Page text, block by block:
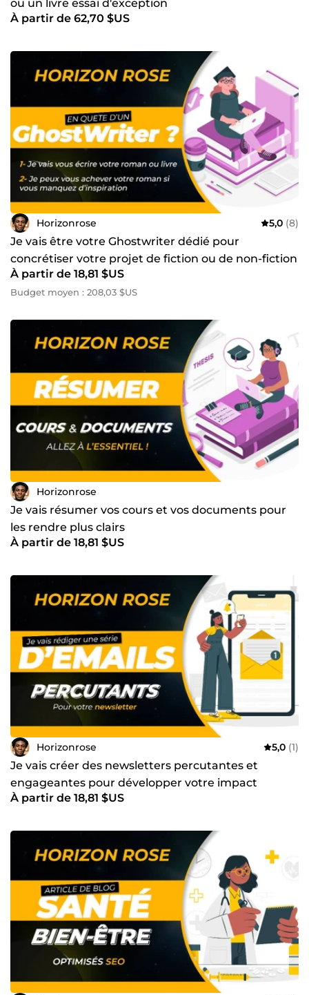
ou un livre essai d'exception
À partir de 62,70 $US
Horizonrose 5,0 (8)
Je vais être votre Ghostwriter dédié pour
concrétiser votre projet de fiction ou de non-fiction
À partir de 18,81 $US
Budget moyen : 208,03 $US
Horizonrose
Je vais résumer vos cours et vos documents pour
les rendre plus clairs
À partir de 18,81 $US
Horizonrose 5,0 (1)
Je vais créer des newsletters percutantes et
engageantes pour développer votre impact
À partir de 18,81 $US